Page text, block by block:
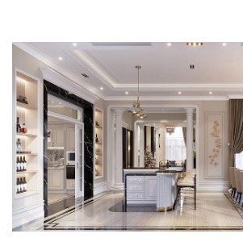
trang trí tườngĐặc trưng cửa mái […]